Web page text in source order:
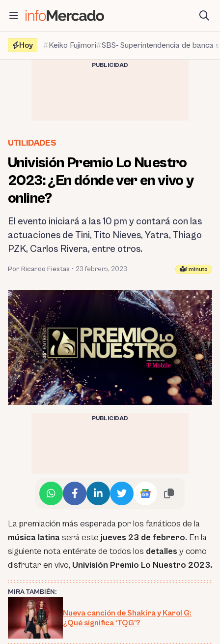
contenido
Hoy
Keiko Fujimori SBS- Superintendencia de banca
PUBLICIDAD
UTILIDADES
Univisión Premio Lo Nuestro
2023: ¿En dónde ver en vivo y
online?
El evento iniciará a las 10 pm y contará con las
actuaciones de Tini, Tito Nieves, Yatra, Thiago
PZK, Carlos Rivera, entre otros.
Por Ricardo Fiestas • 23 febrero, 2023 1 minuto
PUBLICIDAD
La premiación más esperada por los fanáticos de la
música latina será este jueves 23 de febrero. En la
siguiente nota entérate de todos los detalles y como
disfrutar en vivo, Univisión Premio Lo Nuestro 2023.
MIRA TAMBIÉN:
Nueva canción de Shakira y Karol G:
¿Qué significa ‘TQG’?